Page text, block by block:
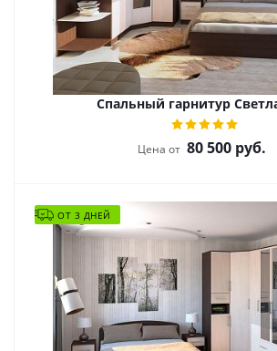
Спальный гарнитур
Цена от 80 500 руб.
ОТ 3 ДНЕЙ